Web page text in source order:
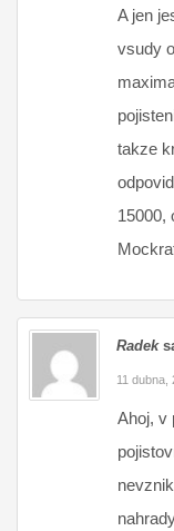
A jen
vsudy
takze
15000,
Radek
11 dubna,
Ahoj, v